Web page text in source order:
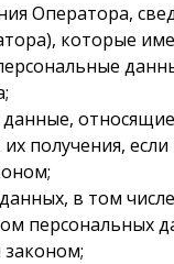
Оператора,
которые
получения,
в том
персональных